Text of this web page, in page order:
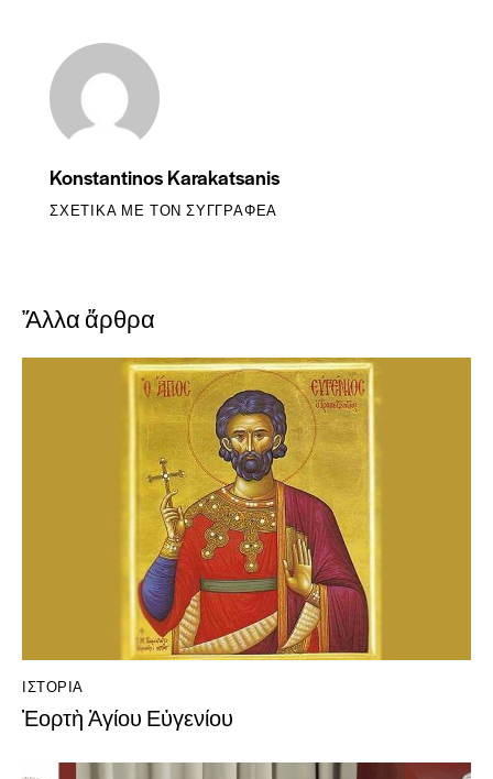
Konstantinos Karakatsanis
ΣΧΕΤΙΚΆ ΜΕ ΤΟΝ ΣΥΓΓΡΑΦΈΑ
Ἄλλα ἄρθρα
ΙΣΤΟΡΊΑ
Ἑορτὴ Ἁγίου Εὐγενίου